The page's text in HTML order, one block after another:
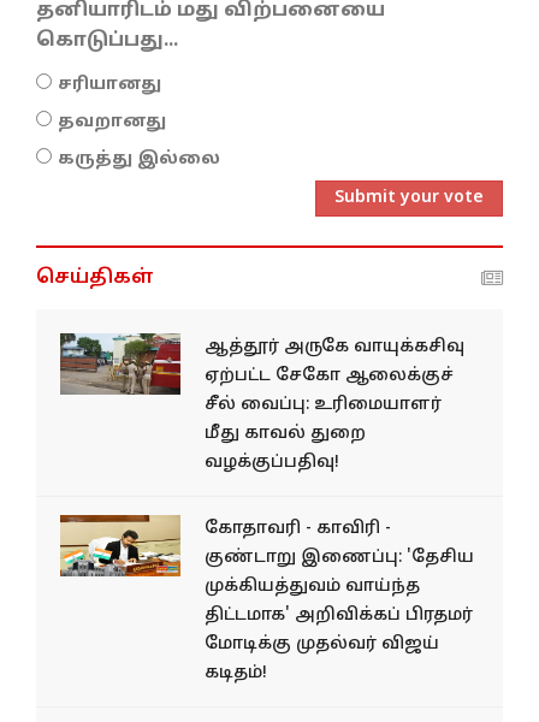
தனியாரிடம் மது விற்பனையை
கொடுப்பது...
சரியானது
தவறானது
கருத்து இல்லை
Submit your vote
செய்திகள்
ஆத்தூர் அருகே வாயுக்கசிவு
ஏற்பட்ட சேகோ ஆலைக்குச்
சீல் வைப்பு: உரிமையாளர்
மீது காவல் துறை
வழக்குப்பதிவு!
கோதாவரி - காவிரி -
குண்டாறு இணைப்பு: 'தேசிய
முக்கியத்துவம் வாய்ந்த
திட்டமாக' அறிவிக்கப் பிரதமர்
மோடிக்கு முதல்வர் விஜய்
கடிதம்!